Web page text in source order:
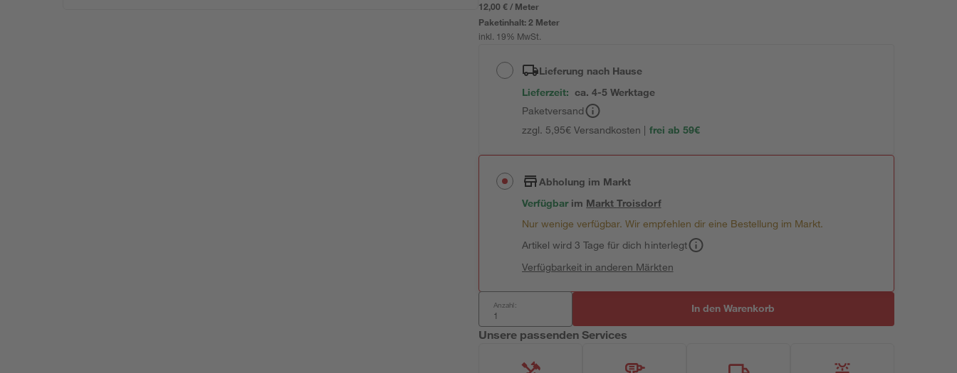
12,00 € / Meter
Paketinhalt:2 Meter
inkl. 19% MwSt.
Lieferung nach Hause
Lieferzeit: ca. 4-5 Werktage
Paketversand
zzgl. 5,95€ Versandkosten | frei ab 59€
Abholung im Markt
Verfügbar im MarktTroisdorf
Nur wenige verfügbar. Wir empfehlen dir eine Bestellung im Markt.
Artikel wird 3 Tage für dich hinterlegt
Verfügbarkeit in anderen Märkten
Anzahl: In den Warenkorb
Unsere passenden Services